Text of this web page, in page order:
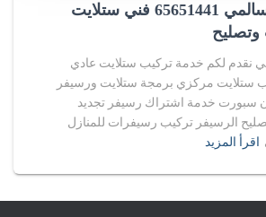
فني ستلايت السالمي 65651441 فني ستلايت
نقدم لكم خدمة تركيب ستلايت عادي
ستلايت مركزي برمجة ستلايت ورسيفر
سبورت خدمة اشتراك رسيفر تجديد
الرسيفر تركيب رسيفرات للمنازل
اقرأ المزيد